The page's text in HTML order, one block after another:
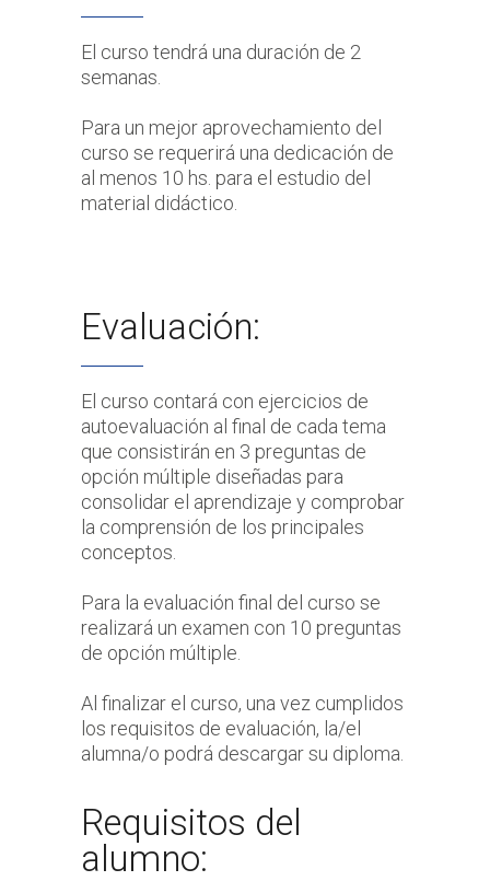
El curso tendrá una duración de 2
semanas.
Para un mejor aprovechamiento del
curso se requerirá una dedicación de
al menos 10 hs. para el estudio del
material didáctico.
Evaluación:
El curso contará con ejercicios de
autoevaluación al final de cada tema
que consistirán en 3 preguntas de
opción múltiple diseñadas para
consolidar el aprendizaje y comprobar
la comprensión de los principales
conceptos.
Para la evaluación final del curso se
realizará un examen con 10 preguntas
de opción múltiple.
Al finalizar el curso, una vez cumplidos
los requisitos de evaluación, la/el
alumna/o podrá descargar su diploma.
Requisitos del
alumno: